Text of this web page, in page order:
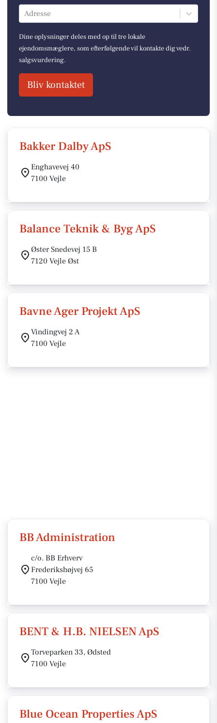
Adresse
Dine oplysninger deles med op til tre lokale
ejendomsmæglere, som efterfølgende vil kontakte dig vedr.
salgsvurdering.
Bliv kontaktet
Bakker Dalby ApS
Enghavevej 40
7100 Vejle
Balance Teknik & Byg ApS
Øster Snedevej 15 B
7120 Vejle Øst
Bavne Ager Projekt ApS
Vindingvej 2 A
7100 Vejle
BB Administration
c/o. BB Erhverv
Frederikshøjvej 65
7100 Vejle
BENT & H.B. NIELSEN ApS
Torveparken 33, Ødsted
7100 Vejle
Blue Ocean Properties ApS